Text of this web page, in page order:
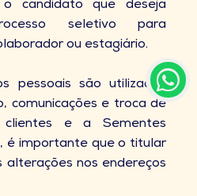
o candidato que deseja
seletivo para
ou estagiário.
pessoais são utilizados
comunicações e troca de
clientes e a Sementes
é importante que o titular
alterações nos endereços